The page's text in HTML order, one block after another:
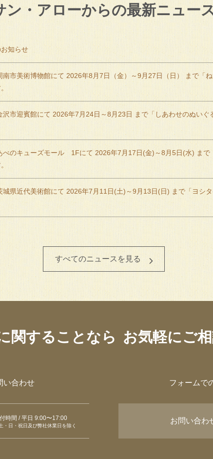
ン・アローからの最新ニュー
知らせ
南市美術博物館にて 2026年8月7日（金）～9月27日（日） まで「
沢市迎賓館にて 2026年7月24日～8月23日 まで「しあわせのぬい
べのキューズモール 1Fにて 2026年7月17日(金)～8月5日(水) まで
城県近代美術館にて 2026年7月11日(土)～9月13日(日) まで「ヨシ
すべてのニュースを見る
関することなら お気軽にご
い合わせ
時間 / 平日 9:00〜17:00
・日・祝日及び弊社休業日を除く
フォームで
お問い合わ